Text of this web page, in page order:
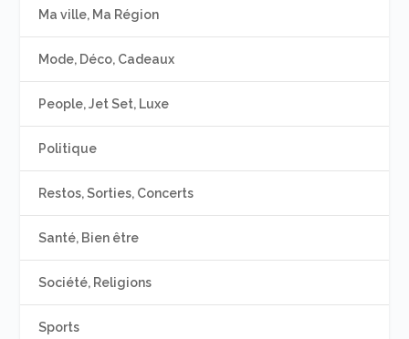
Ma ville, Ma Région
Mode, Déco, Cadeaux
People, Jet Set, Luxe
Politique
Restos, Sorties, Concerts
Santé, Bien être
Société, Religions
Sports